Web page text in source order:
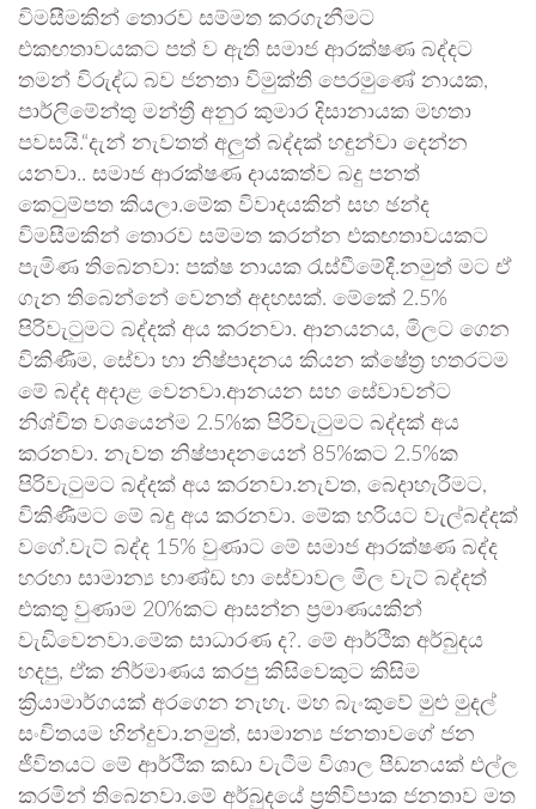
විමසීමකින් තොරව සම්මත කරගැනීමට
එකඟතාවයකට පත් ව ඇති සමාජ ආරක්ෂණ බද්දට
තමන් විරුද්ධ බව ජනතා විමුක්ති පෙරමුණේ නායක,
පාර්ලිමේන්තු මන්ත්‍රී අනුර කුමාර දිසානායක මහතා
පවසයි.“දැන් නැවතත් අලුත් බද්දක් හඳුන්වා දෙන්න
යනවා.. සමාජ ආරක්ෂණ දායකත්ව බදු පනත්
කෙටුම්පත කියලා.මේක විවාදයකින් සහ ඡන්ද
විමසීමකින් තොරව සම්මත කරන්න එකඟතාවයකට
පැමිණ තිබෙනවා: පක්ෂ නායක රැස්වීමේදී.නමුත් මට ඒ
ගැන තිබෙන්නේ වෙනත් අදහසක්. මේකේ 2.5%
පිරිවැටුමට බද්දක් අය කරනවා. ආනයනය, මිලට ගෙන
විකිණීම, සේවා හා නිෂ්පාදනය කියන ක්ෂේත්‍ර හතරටම
මේ බද්ද අදාළ වෙනවා.ආනයන සහ සේවාවන්ට
නිශ්චිත වශයෙන්ම 2.5%ක පිරිවැටුමට බද්දක් අය
කරනවා. නැවත නිෂ්පාදනයෙන් 85%කට 2.5%ක
පිරිවැටුමට බද්දක් අය කරනවා.නැවත, බෙදාහැරීමට,
විකිණීමට මේ බදු අය කරනවා. මේක හරියට වැල්බද්දක්
වගේ.වැට් බද්ද 15% වුණාට මේ සමාජ ආරක්ෂණ බද්ද
හරහා සාමාන්‍ය භාණ්ඩ හා සේවාවල මිල වැට් බද්දත්
එකතු වුණාම 20%කට ආසන්න ප්‍රමාණයකින්
වැඩිවෙනවා.මේක සාධාරණ ද?. මේ ආර්ථික අර්බුදය
හදපු, ඒක නිර්මාණය කරපු කිසිවෙකුට කිසිම
ක්‍රියාමාර්ගයක් අරගෙන නැහැ. මහ බැංකුවේ මුළු මුදල්
සංචිතයම හින්දුවා.නමුත්, සාමාන්‍ය ජනතාවගේ ජන
ජීවිතයට මේ ආර්ථික කඩා වැටීම විශාල පීඩනයක් එල්ල
කරමින් තිබෙනවා.මේ අර්බුදයේ ප්‍රතිවිපාක ජනතාව මත